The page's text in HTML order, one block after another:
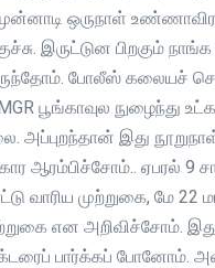
ஒருநாள்
இருட்டுன பிறகும்
போலீஸ் கலையச்
பூங்காவுல நுழைந்து
அப்புறந்தான் இது
ஆரம்பிச்சோம்.. ஏபரல் 9
வாரிய முற்றுகை, மே
என அறிவிச்சோம்.
பார்க்கப் போனோம்.